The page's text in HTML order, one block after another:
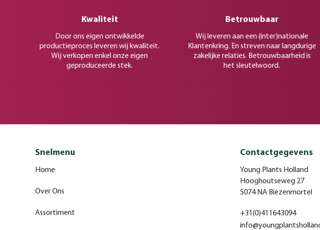
Kwaliteit
Door ons eigen ontwikkelde
productieproces leveren wij kwaliteit.
Wij verkopen enkel onze eigen
geproduceerde stek.
Betrouwbaar
Wij leveren aan een (inter)nationale
Klantenkring. En streven naar langdurige
zakelijke relaties. Betrouwbaarheid is
het sleutelwoord.
Snelmenu
Home
Over Ons
Assortiment
Contactgegevens
Young Plants Holland
Hooghoutseweg 27
5074 NA Biezenmortel
+31(0)411643094